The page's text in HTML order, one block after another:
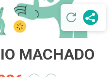
MACHADO